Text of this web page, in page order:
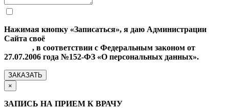
Нажимая кнопку «Записаться», я даю Администрации
Сайта своё
, в соответствии с Федеральным законом от
27.07.2006 года №152-ФЗ «О персональных данных».
ЗАКАЗАТЬ
×
ЗАПИСЬ НА ПРИЕМ К ВРАЧУ